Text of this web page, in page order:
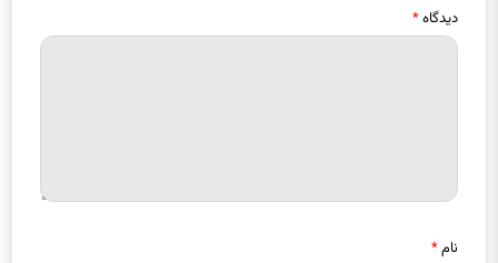
دیدگاه*
نام*